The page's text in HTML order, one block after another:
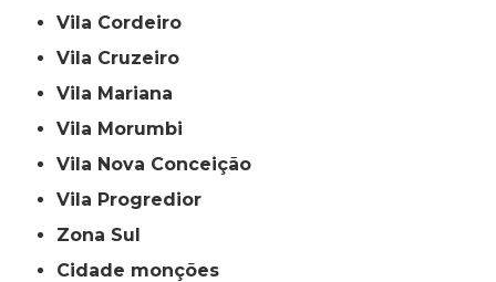
Vila Cordeiro
Vila Cruzeiro
Vila Mariana
Vila Morumbi
Vila Nova Conceição
Vila Progredior
Zona Sul
cidade monções